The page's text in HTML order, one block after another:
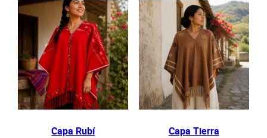
Capa Rubí Capa Tierra